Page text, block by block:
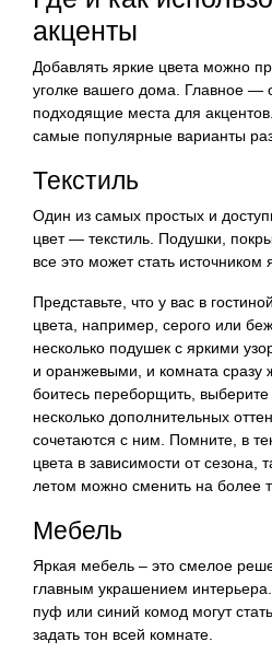
акценты
Добавлять яркие цвета можно
уголке вашего дома. Главное —
подходящие места для
самые популярные варианты
Текстиль
Один из самых простых и
цвет — текстиль. Подушки,
все это может стать источником
Представьте, что у вас в
цвета, например, серого или
несколько подушек с яркими
и оранжевыми, и комната сразу
боитесь переборщить,
несколько дополнительных
сочетаются с ним. Помните, в
цвета в зависимости от сезона,
летом можно сменить на более
Мебель
Яркая мебель – это смелое
главным украшением
пуф или синий комод могут
задать тон всей комнате.